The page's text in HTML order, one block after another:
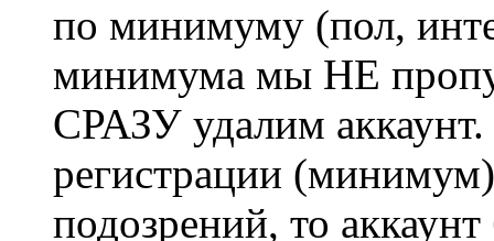
по минимуму (пол,
минимума мы НЕ
СРАЗУ удалим
регистрации
подозрений, то